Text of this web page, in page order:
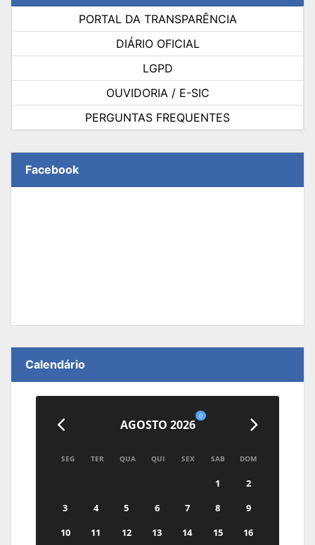
PORTAL DA TRANSPARÊNCIA
DIÁRIO OFICIAL
LGPD
OUVIDORIA / E-SIC
PERGUNTAS FREQUENTES
Facebook
Calendário
AGOSTO 2026
0
SEG TER QUA QUI SEX SAB DOM
1
2
3
4 5 6 7 8
9
10
11 12 13 14 15
16